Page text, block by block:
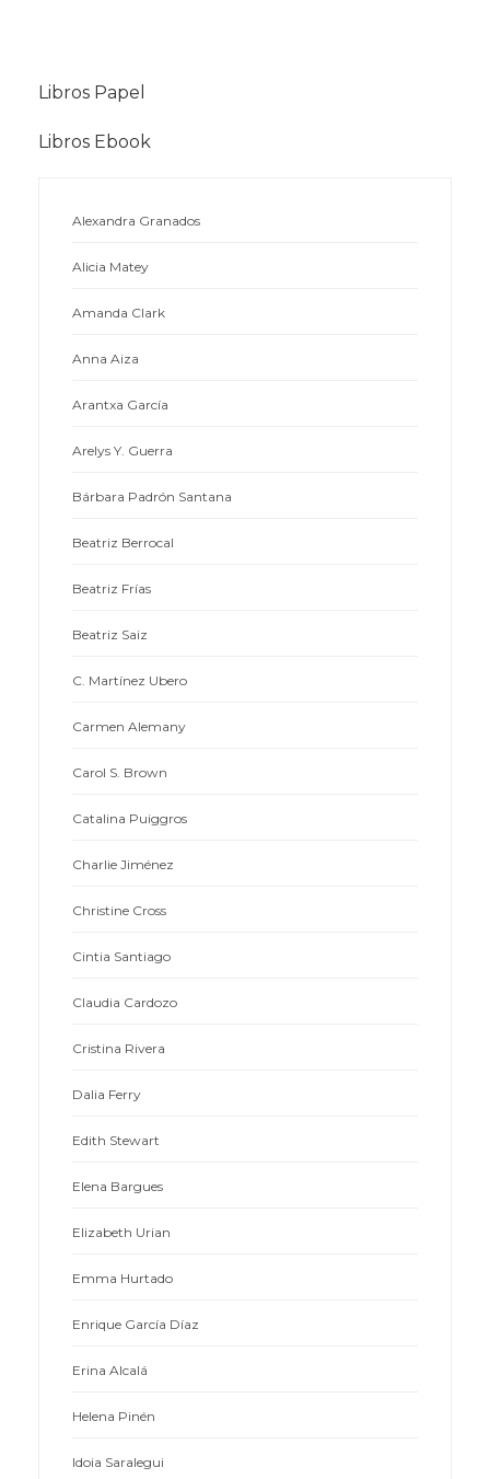
Libros Papel
Libros Ebook
Alexandra Granados
Alicia Matey
Amanda Clark
Anna Aiza
Arantxa García
Arelys Y. Guerra
Bárbara Padrón Santana
Beatriz Berrocal
Beatriz Frías
Beatriz Saiz
C. Martínez Ubero
Carmen Alemany
Carol S. Brown
Catalina Puiggros
Charlie Jiménez
Christine Cross
Cintia Santiago
Claudia Cardozo
Cristina Rivera
Dalia Ferry
Edith Stewart
Elena Bargues
Elizabeth Urian
Emma Hurtado
Enrique García Díaz
Erina Alcalá
Helena Pinén
Idoia Saralegui